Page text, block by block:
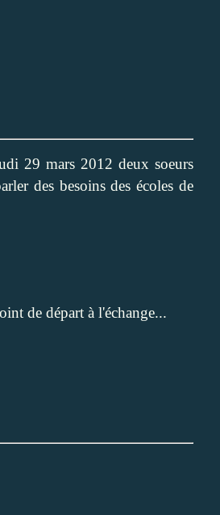
29 mars 2012 deux soeurs
des besoins des écoles de
de départ à l'échange...